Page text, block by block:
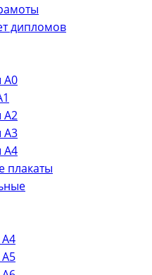
дипломов
А0
А2
А3
А4
плакаты
А4
А5